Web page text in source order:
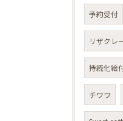
予約受付
リザクレ
持続化給
チワワ